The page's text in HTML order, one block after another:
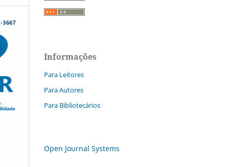
Informações
Para Leitores
Para Autores
Para Bibliotecários
Open Journal Systems